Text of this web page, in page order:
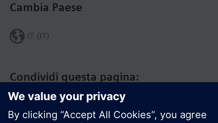
Condividi questa pagina:
Cambia Paese
IT (IT)